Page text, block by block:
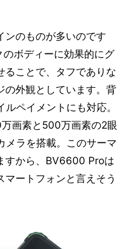
ンのものが多いのです
ボディーに効果的にグ
ることで、タフでありな
の外観としています。背
ペイメントにも対応。
画素と500万画素の2眼
メラを搭載。このサーマ
すから、BV6600 Proは
ートフォンと言えそう